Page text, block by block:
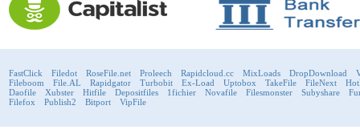
FastClick Filedot RoseFile.net Proleech Rapidcloud.cc MixLoads DropDownload
Fileboom
File.AL Rapidgator Turbobit Ex-Load Uptobox TakeFile FileNext
Daofile
Xubster Hitfile Depositfiles 1fichier Novafile Filesmonster Subyshare
Filefox
Publish2 Bitport VipFile